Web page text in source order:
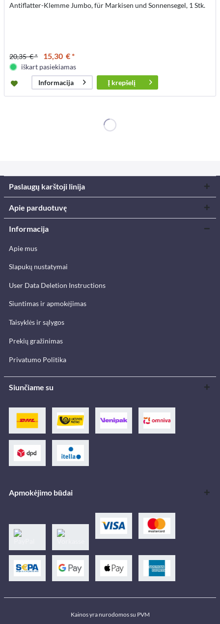
Antiflatter-Klemme Jumbo, für Markisen und Sonnensegel, 1 Stk.
20,35 € * 15,30 € *
iškart pasiekiamas
Informacija
Į krepšelį
Paslaugų karštoji linija
Apie parduotuvę
Informacija
Apie mus
Slapukų nustatymai
User Data Deletion Instructions
Siuntimas ir apmokėjimas
Taisyklės ir sąlygos
Prekių gražinimas
Privatumo Politika
Siunčiame su
Apmokėjimo būdai
Kainos yra nurodomos su PVM